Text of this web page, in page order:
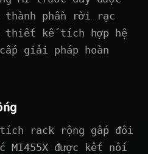
thành phần rời rạc
thiết kế tích hợp hệ
giải pháp hoàn
rack rộng gấp đôi
MI455X được kết nối